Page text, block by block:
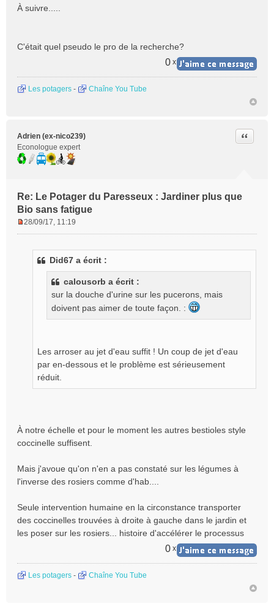
À suivre.....
C'était quel pseudo le pro de la recherche?
0 x
Les potagers - Chaîne You Tube
Adrien (ex-nico239)
Econologue expert
Re: Le Potager du Paresseux : Jardiner plus que
Bio sans fatigue
Citer
28/09/17, 11:19
Did67 a écrit :
calousorb a écrit :
sur la douche d'urine sur les pucerons, mais
doivent pas aimer de toute façon. :
Les arroser au jet d'eau suffit ! Un coup de jet d'eau
par en-dessous et le problème est sérieusement
réduit.
À notre échelle et pour le moment les autres bestioles style
coccinelle suffisent.
Mais j'avoue qu'on n'en a pas constaté sur les légumes à
l'inverse des rosiers comme d'hab....
Seule intervention humaine en la circonstance transporter
des coccinelles trouvées à droite à gauche dans le jardin et
les poser sur les rosiers... histoire d'accélérer le processus
0 x
Les potagers - Chaîne You Tube